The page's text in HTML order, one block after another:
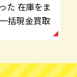
た 在庫をま
括現金買取